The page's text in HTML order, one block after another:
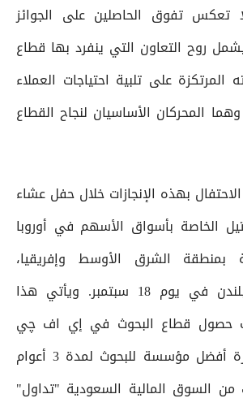
تعكس تفوق الحاصلين على الجوائز
روح التعاون التي ينفرد بها قطاع
المرتكزة على تلبية احتياجات العملاء
المحركان الأساسيان لنجاح القطاع
بهذه الإنجازات خلال حفل عشاء
الخاصة بأسواق الأسهم في أوروبا
بمنطقة الشرق الأوسط وإفريقيا،
والمقرر انعقاده بلندن في يوم 18 سبتمبر. ويأتي هذا
حصول قطاع البحوث في إي اف چي
هيرميس على جائزة أفضل مؤسسة للبحوث لمدة 3 أعوام
من السوق المالية السعودية "تداول"